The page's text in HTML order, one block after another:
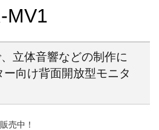
MV1
立体音響などの制作に
向け背面開放型モニタ
売中！